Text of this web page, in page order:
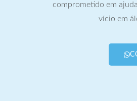
comprometido em
vício em